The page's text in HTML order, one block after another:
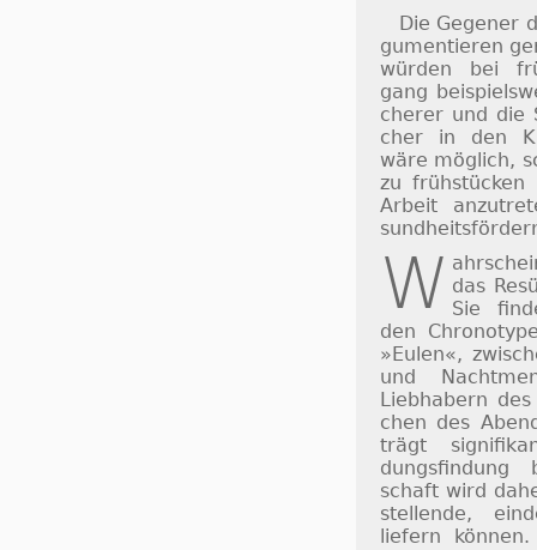
Die Gegener
gu­men­tie­ren
würden bei
gang
che­rer und die
cher in den
wäre mög­lich,
zu
Ar­beit
W das
Sie
den
»Eu­len«,
und
Lieb­habern
chen des
trägt
schaft wird
stel­lende,
lie­fern